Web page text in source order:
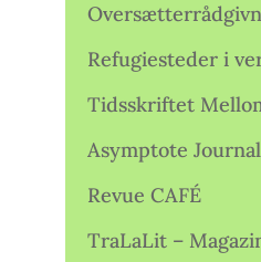
Refugiesteder i
Tidsskriftet
Asymptote Journal
Revue CAFÉ
TraLaLit –